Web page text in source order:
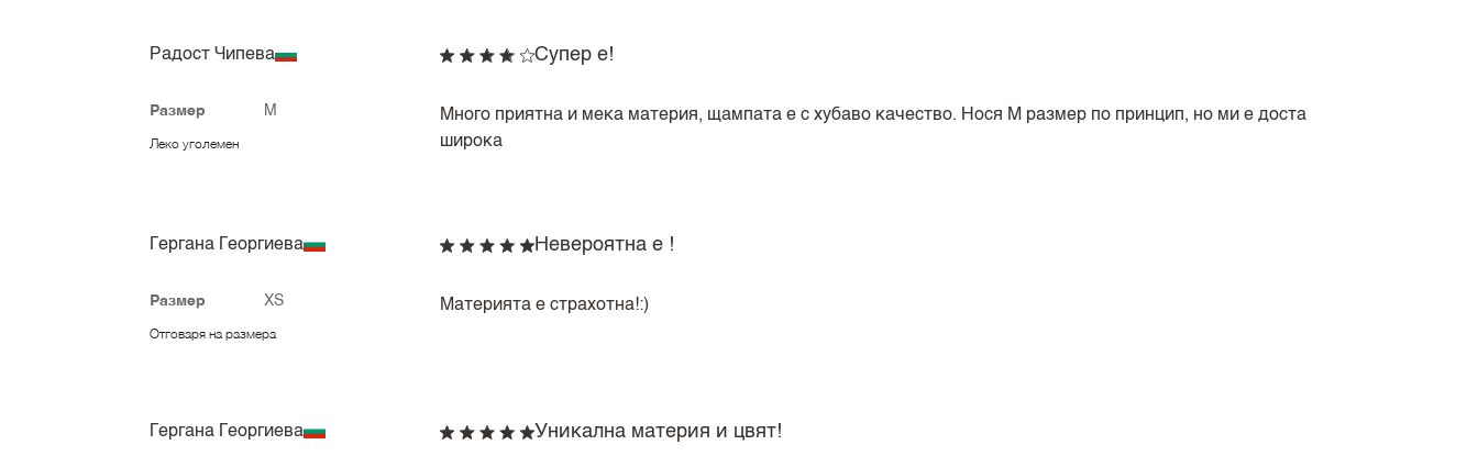
Радост Чипева
Размер M
Леко уголемен
Супер е!
Много приятна и мека материя, щампата е с хубаво качество. Нося М размер по принцип, но ми е доста
широка
Гергана Георгиева
Размер XS
Отговаря на размера
Невероятна е !
Материята е страхотна!:)
Гергана Георгиева Уникална материя и цвят!